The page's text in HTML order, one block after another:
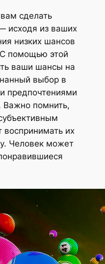
сделать
исходя из ваших
низких шансов
помощью этой
ваши шансы на
выбор в
предпочтениями
Важно помнить,
их
Человек может